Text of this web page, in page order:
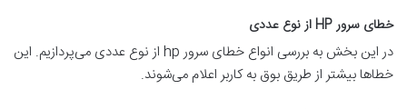
خطای سرورHP از نوع عددی
در این بخش به بررسی انواع خطای سرور hp از نوع عددی می‌پردازیم. این
خطاها بیشتر از طریق بوق به کاربر اعلام می‌شوند.